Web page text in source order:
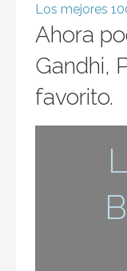
Los mejores
Ahora
Gandhi,
favorito.